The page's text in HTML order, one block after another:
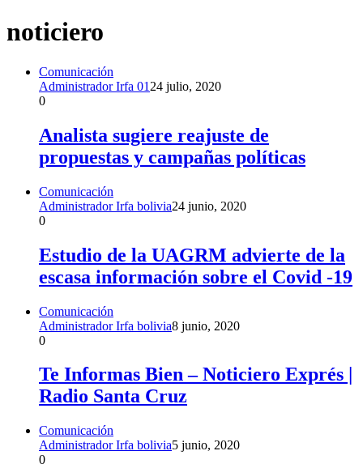
noticiero
Comunicación
Administrador Irfa 01 24 julio, 2020
0
Analista sugiere reajuste de
propuestas y campañas políticas
Comunicación
Administrador Irfa bolivia24 junio, 2020
0
Estudio de la UAGRM advierte de la
escasa información sobre el Covid -19
Comunicación
Administrador Irfa bolivia8 junio, 2020
0
Te Informas Bien – Noticiero Exprés |
Radio Santa Cruz
Comunicación
Administrador Irfa bolivia5 junio, 2020
0